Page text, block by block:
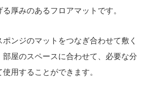
厚みのあるフロアマットです。
ンジのマットをつなぎ合わせて敷く
部屋のスペースに合わせて、必要な分
用することができます。